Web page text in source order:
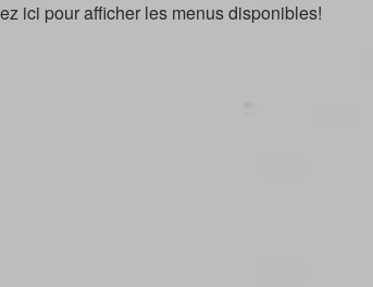
ici pour afficher les menus disponibles!